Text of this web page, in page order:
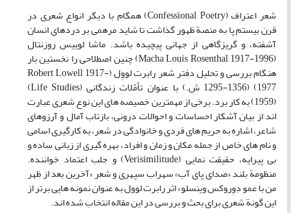
شعر اعتراف (Confessional Poetry) همگام با دیگر انواع شعری در
قرن بیستم پا به منصة ظهور گذاشت تا شاید مرهمی بر دردهای انسان
آشفته، و گریزگاهی از جهانی پیچیده باشد. ماشا لوییس روزنتال
(Macha Louis Rosenthal 1917-1996) چنین اصطلاحی را نخستین بار
هنگام بررسی و تحلیل دفتر شعر رابرت لووِل (Robert Lowell 1917-
1977) (1295-1356 ش.) با عنوان تأمّلات زندگانی (Life Studies)
(1959) به‏ کار‏ برد. برخی از مهم‏ترین خصیصه‏ های این نوع شعری عبارت‏
اند از بیان آشکار احساسات و احوالات درونی، بازتاب آمال و آرزوهای
شاعر، اشاره به حریم‏ های فردی و خانوادگی در شعر، به کارگیری اسامی
و نام‏ های خاص از جمله مکان و زمان و افراد، بهره‏ گیری از زبانی ساده و
بی‏ پیرایه، حقیقت‏ نمایی (Verisimilitude) و جلب اعتماد خواننده.
منظومة بلند «صدای پای آب» سهراب سپهری و شعر «آخرین بعد از ظهر
من با عمو دِوِروکس وینسلو» اثر رابرت لوول به‏ عنوان نمونه‏ هایی برتر از
این گونة شعری برای بحث و بررسی در این مقاله انتخاب شده ‏اند.